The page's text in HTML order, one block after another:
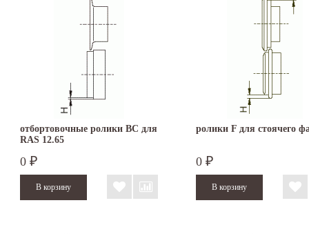
отбортовочные ролики BC для
RAS 12.65
0 ₽
ролики F для стоячего
0 ₽